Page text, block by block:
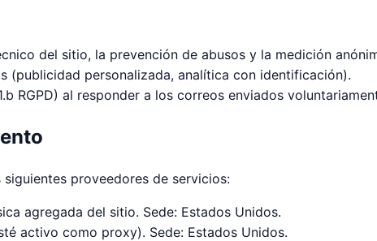
del sitio, la prevención de abusos y la medición
(publicidad personalizada, analítica con identificación).
RGPD) al responder a los correos enviados
proveedores de servicios:
agregada del sitio. Sede: Estados Unidos.
activo como proxy). Sede: Estados Unidos.